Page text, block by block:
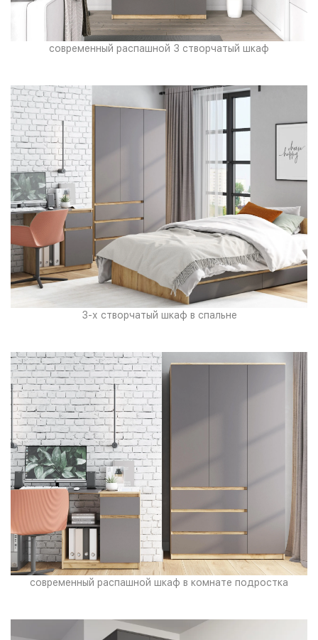
современный распашной 3 створчатый шкаф
3-х створчатый шкаф в спальне
современный распашной шкаф в комнате подростка